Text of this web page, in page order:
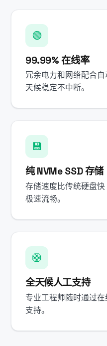
🟢
99.99% 在线率
冗余电力和网络配合
天候稳定不中断。
💾
纯 NVMe SSD 存储
存储速度比传统硬盘
极速流畅。
🛟
全天候人工支持
专业工程师随时通过
支持。